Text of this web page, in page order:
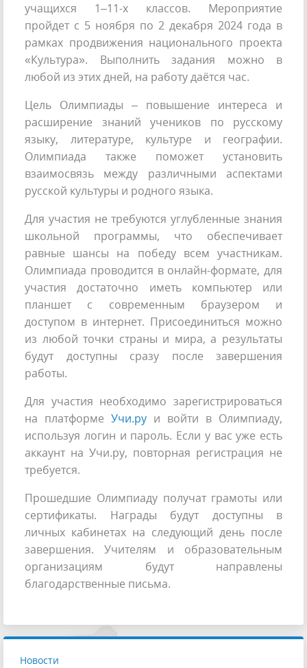
учащихся 1–11-х классов. Мероприятие
пройдет с 5 ноября по 2 декабря 2024 года в
рамках продвижения национального проекта
«Культура». Выполнить задания можно в
любой из этих дней, на работу даётся час.
Цель Олимпиады – повышение интереса и
расширение знаний учеников по русскому
языку, литературе, культуре и географии.
Олимпиада также поможет установить
взаимосвязь между различными аспектами
русской культуры и родного языка.
Для участия не требуются углубленные знания
школьной программы, что обеспечивает
равные шансы на победу всем участникам.
Олимпиада проводится в онлайн-формате, для
участия достаточно иметь компьютер или
планшет с современным браузером и
доступом в интернет. Присоединиться можно
из любой точки страны и мира, а результаты
будут доступны сразу после завершения
работы.
Для участия необходимо зарегистрироваться
на платформе Учи.ру и войти в Олимпиаду,
используя логин и пароль. Если у вас уже есть
аккаунт на Учи.ру, повторная регистрация не
требуется.
Прошедшие Олимпиаду получат грамоты или
сертификаты. Награды будут доступны в
личных кабинетах на следующий день после
завершения. Учителям и образовательным
организациям будут направлены
благодарственные письма.
Новости